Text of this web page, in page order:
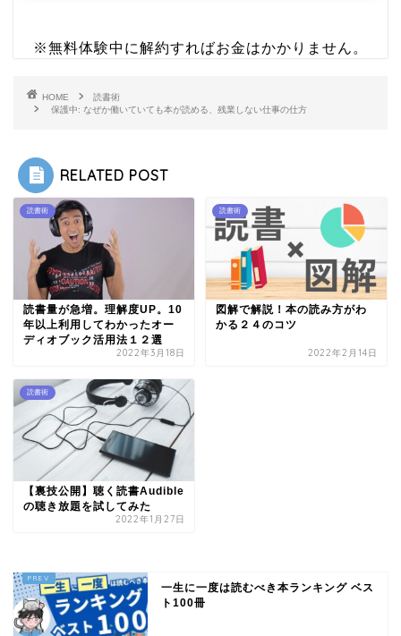
※無料体験中に解約すればお金はかかりません。
HOME
読書術
保護中: なぜか働いていても本が読める、残業しない仕事の仕方
RELATED POST
読書術
読書量が急増。理解度UP。10
年以上利用してわかったオー
ディオブック活用法１２選
2022年3月18日
読書術
図解で解説！本の読み方がわ
かる２４のコツ
2022年2月14日
読書術
【裏技公開】聴く読書Audible
の聴き放題を試してみた
2022年1月27日
一生に一度は読むべき本ランキング ベス
ト100冊